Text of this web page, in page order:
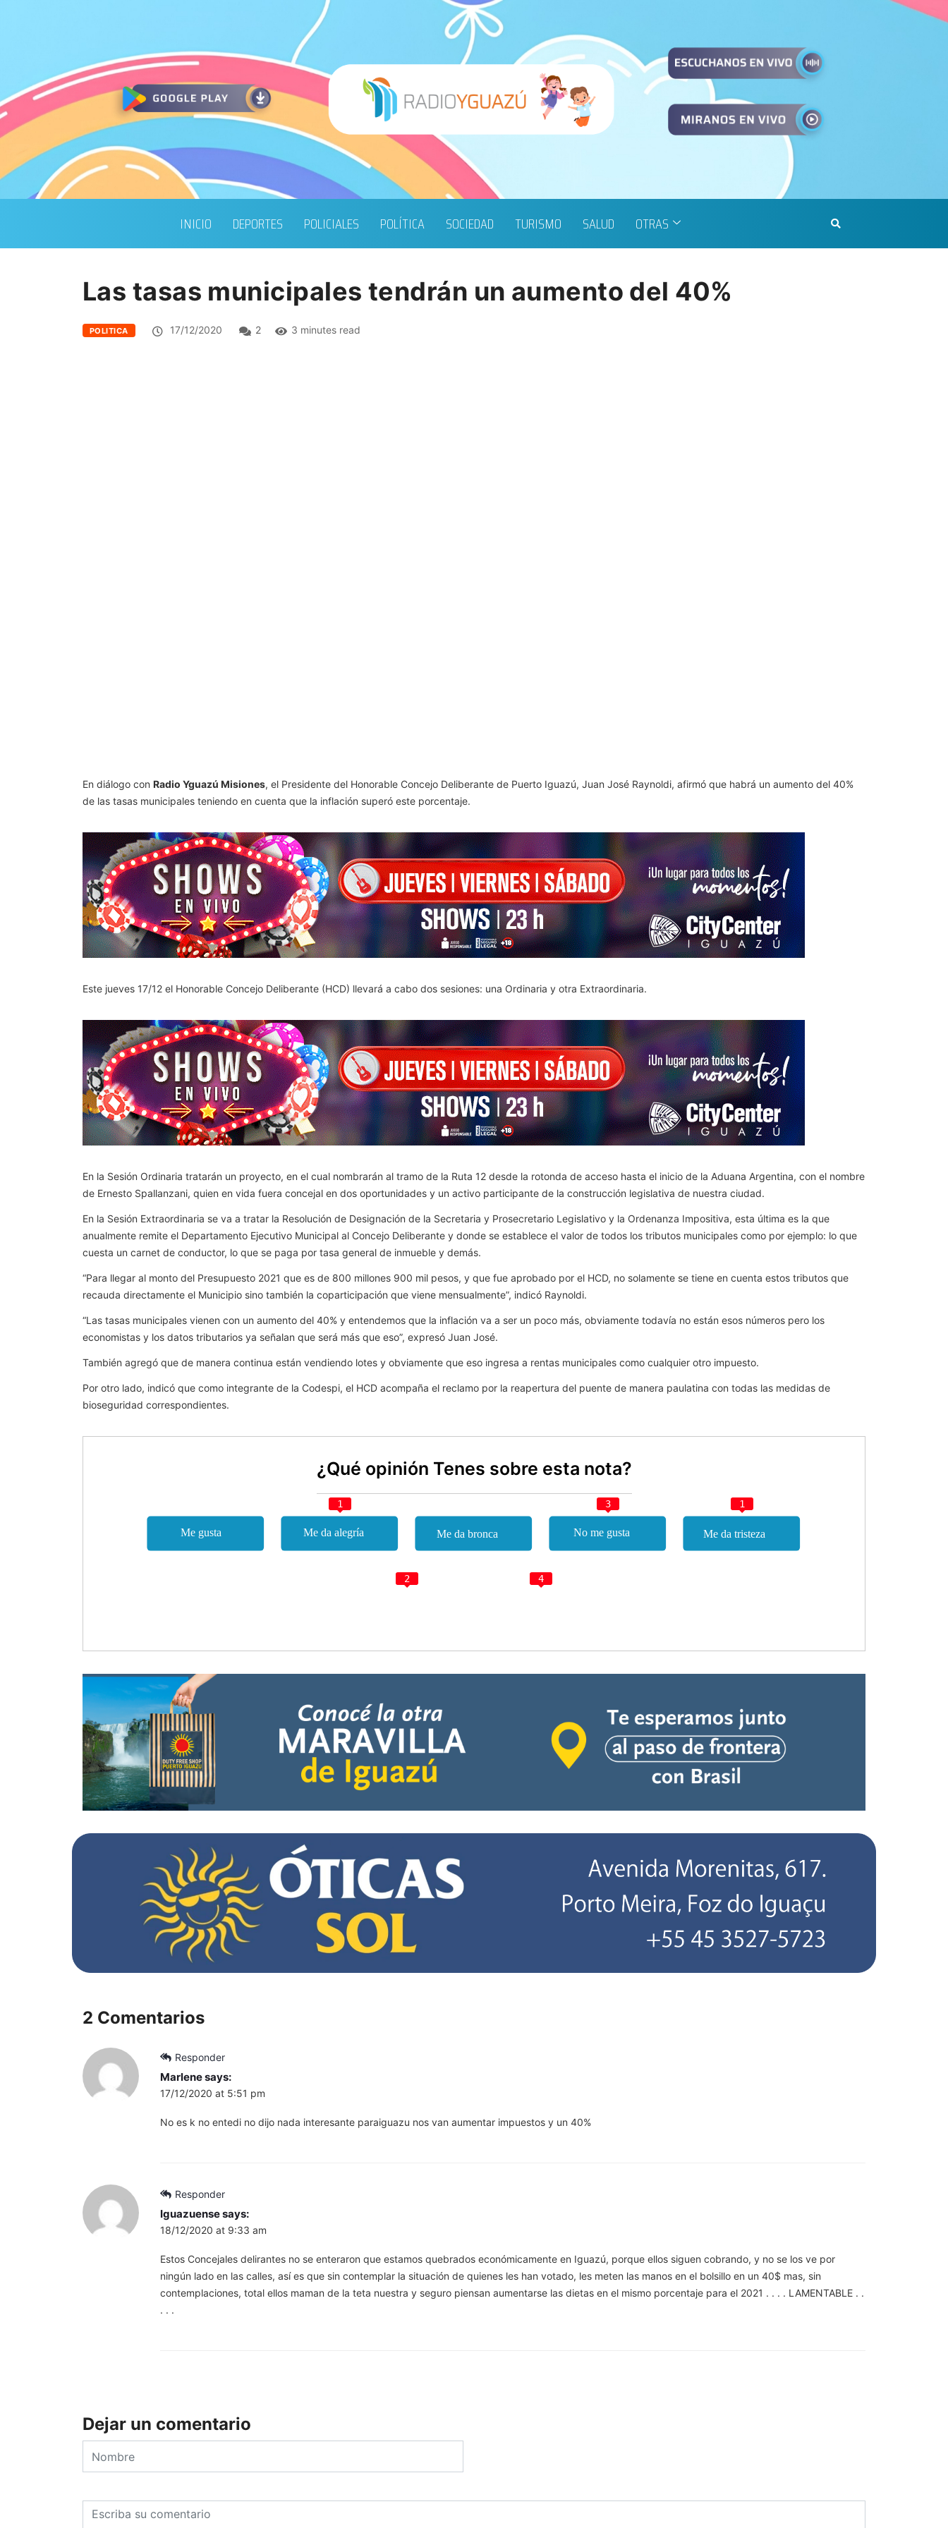
INICIO DEPORTES POLICIALES POLÍTICA SOCIEDAD TURISMO SALUD OTRAS
Las tasas municipales tendrán un aumento del 40%
POLITICA 17/12/2020 2 3 minutes read
En diálogo con Radio Yguazú Misiones, el Presidente del Honorable Concejo Deliberante de Puerto Iguazú, Juan José Raynoldi, afirmó que habrá un aumento del 40%
de las tasas municipales teniendo en cuenta que la inflación superó este porcentaje.
Este jueves 17/12 el Honorable Concejo Deliberante (HCD) llevará a cabo dos sesiones: una Ordinaria y otra Extraordinaria.
En la Sesión Ordinaria tratarán un proyecto, en el cual nombrarán al tramo de la Ruta 12 desde la rotonda de acceso hasta el inicio de la Aduana Argentina, con el nombre
de Ernesto Spallanzani, quien en vida fuera concejal en dos oportunidades y un activo participante de la construcción legislativa de nuestra ciudad.
En la Sesión Extraordinaria se va a tratar la Resolución de Designación de la Secretaria y Prosecretario Legislativo y la Ordenanza Impositiva, esta última es la que
anualmente remite el Departamento Ejecutivo Municipal al Concejo Deliberante y donde se establece el valor de todos los tributos municipales como por ejemplo: lo que
cuesta un carnet de conductor, lo que se paga por tasa general de inmueble y demás.
“Para llegar al monto del Presupuesto 2021 que es de 800 millones 900 mil pesos, y que fue aprobado por el HCD, no solamente se tiene en cuenta estos tributos que
recauda directamente el Municipio sino también la coparticipación que viene mensualmente”, indicó Raynoldi.
“Las tasas municipales vienen con un aumento del 40% y entendemos que la inflación va a ser un poco más, obviamente todavía no están esos números pero los
economistas y los datos tributarios ya señalan que será más que eso”, expresó Juan José.
También agregó que de manera continua están vendiendo lotes y obviamente que eso ingresa a rentas municipales como cualquier otro impuesto.
Por otro lado, indicó que como integrante de la Codespi, el HCD acompaña el reclamo por la reapertura del puente de manera paulatina con todas las medidas de
bioseguridad correspondientes.
¿Qué opinión Tenes sobre esta nota?
1 3 1
2 4
2 Comentarios
Responder
Marlenesays:
17/12/2020 at 5:51 pm
No es k no entedi no dijo nada interesante paraiguazu nos van aumentar impuestos y un 40%
Responder
Iguazuensesays:
18/12/2020 at 9:33 am
Estos Concejales delirantes no se enteraron que estamos quebrados económicamente en Iguazú, porque ellos siguen cobrando, y no se los ve por
ningún lado en las calles, así es que sin contemplar la situación de quienes les han votado, les meten las manos en el bolsillo en un 40$ mas, sin
contemplaciones, total ellos maman de la teta nuestra y seguro piensan aumentarse las dietas en el mismo porcentaje para el 2021 . . . . LAMENTABLE . .
. . .
Dejar un comentario